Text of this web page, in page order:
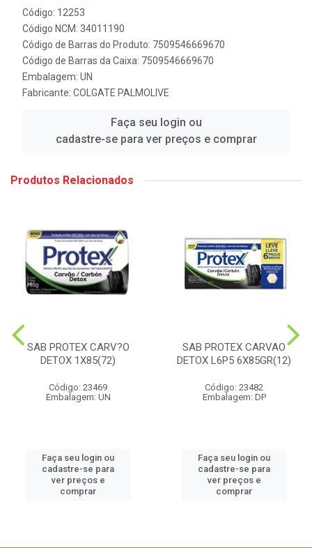
Código: 12253
Código NCM: 34011190
Código de Barras do Produto: 7509546669670
Código de Barras da Caixa: 7509546669670
Embalagem: UN
Fabricante: COLGATE PALMOLIVE
Faça seu login ou
cadastre-se para ver preços e comprar
Produtos Relacionados
SAB PROTEX CARV?O
DETOX 1X85(72)
Código: 23469
Embalagem: UN
Faça seu login ou
cadastre-se para
ver preços e
comprar
SAB PROTEX CARVAO
DETOX L6P5 6X85GR(12)
Código: 23482
Embalagem: DP
Faça seu login ou
cadastre-se para
ver preços e
comprar